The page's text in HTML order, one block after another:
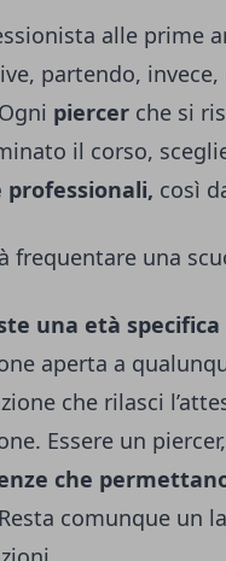
alle prime
partendo,
piercer che si
il corso,
professionali, così
frequentare una
una età
aperta a
che rilasci
Essere un
che
comunque un